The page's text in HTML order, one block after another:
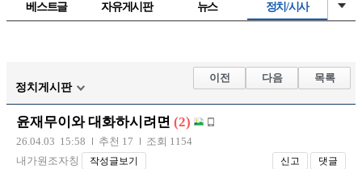
베스트글 자유게시판 뉴스 정치/시사
해외축구
국내축구
정치게시판
이전 다음 목록
윤재무이와 대화하시려면 (2)
26.04.03 15:58 추천 17
조회 1154
내가원조자칭
작성글보기 신고 댓글